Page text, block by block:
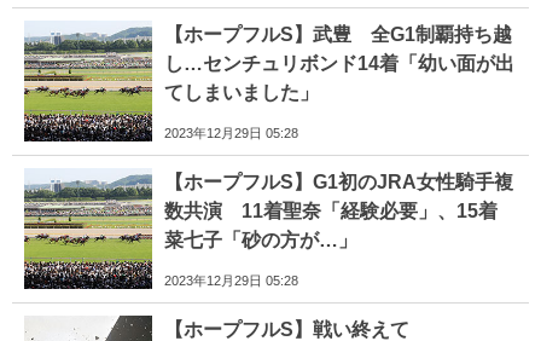
【ホープフルS】武豊 全G1制覇持ち越
し…センチュリボンド14着「幼い面が出
てしまいました」
2023年12月29日 05:28
【ホープフルS】G1初のJRA女性騎手複
数共演 11着聖奈「経験必要」、15着
菜七子「砂の方が…」
2023年12月29日 05:28
【ホープフルS】戦い終えて